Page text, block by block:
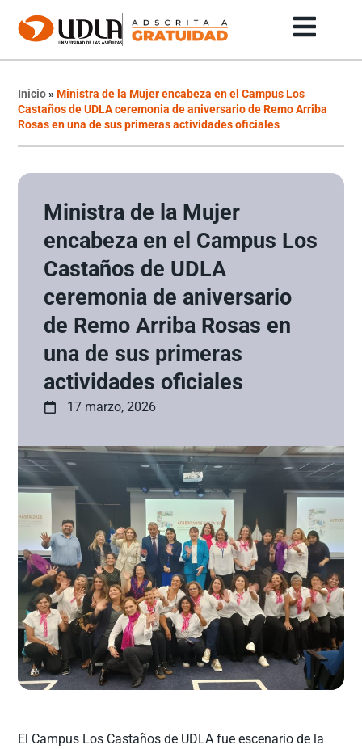
Inicio»Ministra de la Mujer encabeza en el Campus Los
Castaños de UDLA ceremonia de aniversario de Remo Arriba
Rosas en una de sus primeras actividades oficiales
Ministra de la Mujer
encabeza en el Campus Los
Castaños de UDLA
ceremonia de aniversario
de Remo Arriba Rosas en
una de sus primeras
actividades oficiales
17 marzo, 2026
El Campus Los Castaños de UDLA fue escenario de la